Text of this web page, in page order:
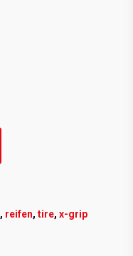
, reifen, tire, x-grip